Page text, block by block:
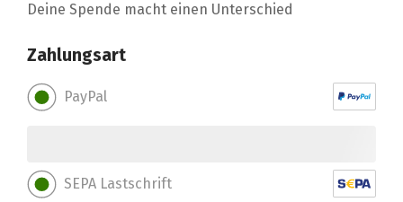
Deine Spende macht einen Unterschied
Zahlungsart
PayPal
SEPA Lastschrift